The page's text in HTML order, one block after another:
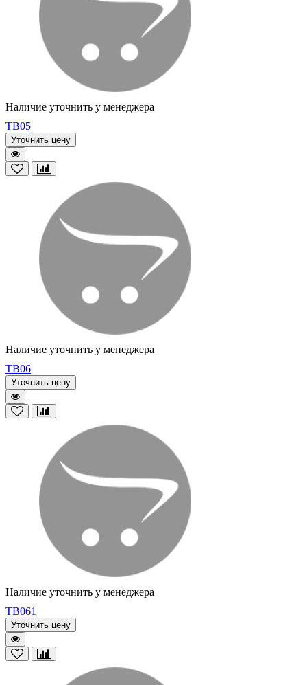
Наличие уточнить у менеджера
TB05
Уточнить цену
Наличие уточнить у менеджера
TB06
Уточнить цену
Наличие уточнить у менеджера
TB061
Уточнить цену